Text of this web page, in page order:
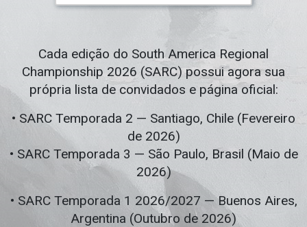
Cada edição do South America Regional
Championship 2026 (SARC) possui agora sua
própria lista de convidados e página oficial:
• SARC Temporada 2 — Santiago, Chile (Fevereiro
de 2026)
• SARC Temporada 3 — São Paulo, Brasil (Maio de
2026)
• SARC Temporada 1 2026/2027 — Buenos Aires,
Argentina (Outubro de 2026)